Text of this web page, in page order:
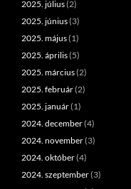
2025. július(2)
2025. június(3)
2025. május(1)
2025. április(5)
2025. március(2)
2025. február(2)
2025. január(1)
2024. december(4)
2024. november(3)
2024. október(4)
2024. szeptember(3)